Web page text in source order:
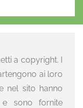
a copyright. I
ai loro
nel sito hanno
e sono fornite